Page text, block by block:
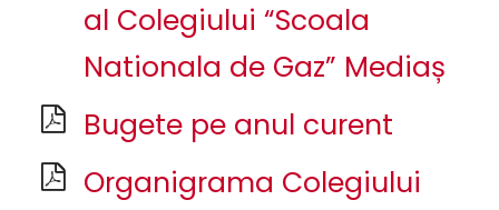
al Colegiului “Scoala
Nationala de Gaz” Mediaș
Bugete pe anul curent
Organigrama Colegiului